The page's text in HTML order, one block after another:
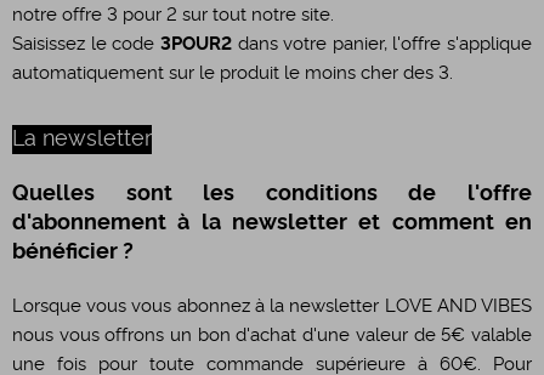
notre offre 3 pour 2 sur tout notre site.
Saisissez le code 3POUR2dans votre panier, l'offre s'applique
automatiquement sur le produit le moins cher des 3.
La newsletter
Quelles sont les conditions de l'offre
d'abonnement à la newsletter et comment en
bénéficier ?
Lorsque vous vous abonnez à la newsletter LOVE AND VIBES
nous vous offrons un bon d'achat d'une valeur de 5€ valable
une fois pour toute commande supérieure à 60€. Pour